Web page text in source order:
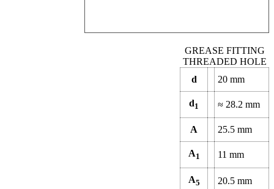
d 20 mm
d1 ≈ 28.2 mm
A 25.5 mm
A1 11 mm
A5 20.5 mm
GREASE FITTING
THREADED HOLE